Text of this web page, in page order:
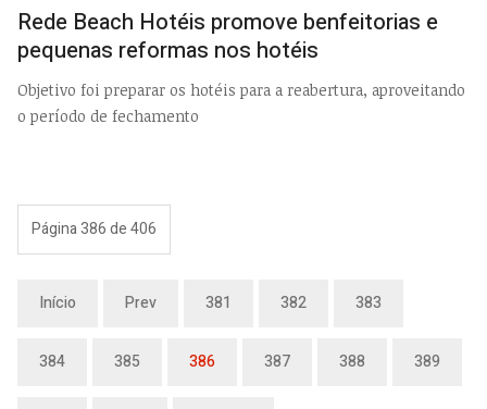
Rede Beach Hotéis promove benfeitorias e
pequenas reformas nos hotéis
Objetivo foi preparar os hotéis para a reabertura, aproveitando
o período de fechamento
Página 386 de 406
Início Prev 381 382 383
384 385 386 387 388 389